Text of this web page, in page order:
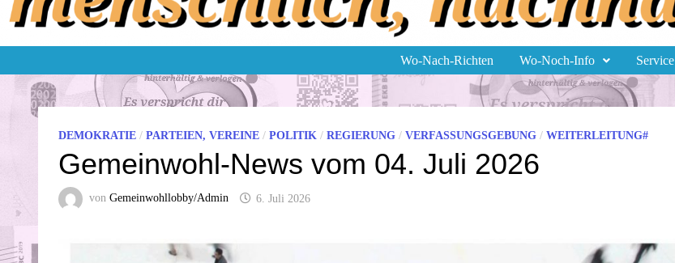
Wo-Nach-Richten Wo-Noch-Info Service
DEMOKRATIE / PARTEIEN, VEREINE / POLITIK / REGIERUNG / VERFASSUNGSGEBUNG / WEITERLEITUNG#
Gemeinwohl-News vom 04. Juli 2026
von Gemeinwohllobby/Admin 6. Juli 2026